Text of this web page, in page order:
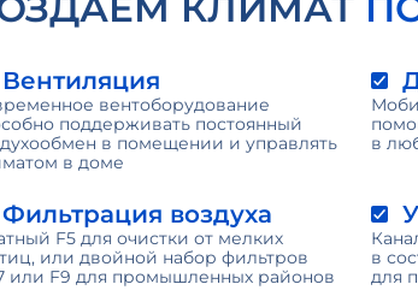
Вентиляция
вентоборудование
поддерживать постоянный
в помещении и управлять
в доме
в
Фильтрация воздуха
F5 для очистки от мелких
или двойной набор фильтров
или F9 для промышленных районов
в
для